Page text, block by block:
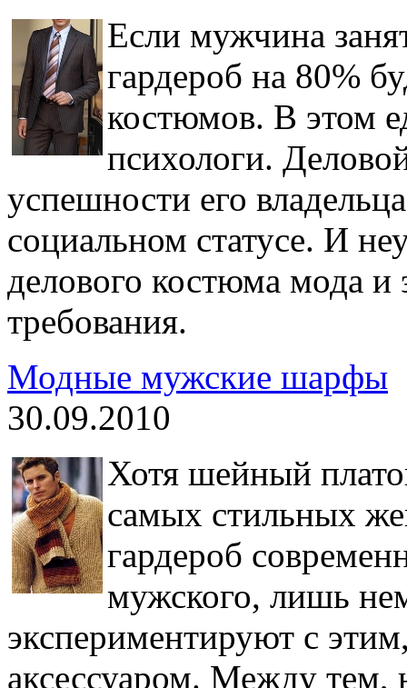
Если мужчина
гардероб на 80%
костюмов. В этом
психологи.
успешности его
социальном статусе. И
делового костюма мода и
требования.
Модные мужские шарфы
30.09.2010
Хотя шейный
самых стильных
гардероб
мужского, лишь
экспериментируют с
аксессуаром. Между